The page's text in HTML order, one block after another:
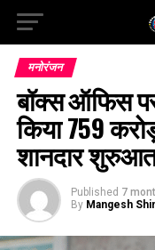
मनोरंजन
बॉक्स ऑफिस
किया 759
शानदार
Published 7
By Mangesh